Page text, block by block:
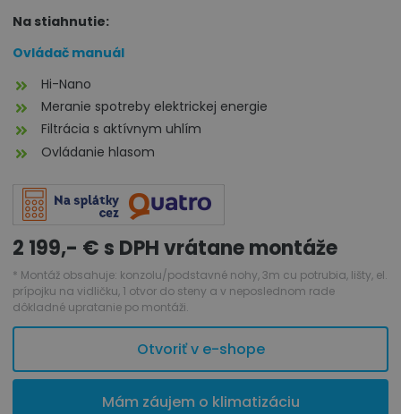
Na stiahnutie:
Ovládač manuál
Hi-Nano
Meranie spotreby elektrickej energie
Filtrácia s aktívnym uhlím
Ovládanie hlasom
2 199,- € s DPH vrátane montáže
* Montáž obsahuje: konzolu/podstavné nohy, 3m cu potrubia, lišty, el.
prípojku na vidličku, 1 otvor do steny a v neposlednom rade
dôkladné upratanie po montáži.
Otvoriť v e-shope
Mám záujem o klimatizáciu